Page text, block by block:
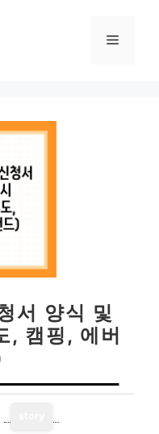
메
서 양식 및
, 캠핑, 에버